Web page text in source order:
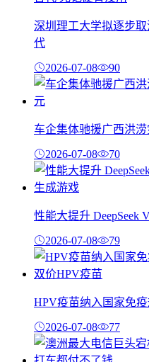
深圳理工大学拟逐步
代
2026-07-08 90
车企集体驰援广西洪
2026-07-08 70
性能大提升 DeepSeek
2026-07-08 79
HPV疫苗纳入国家免
2026-07-08 77